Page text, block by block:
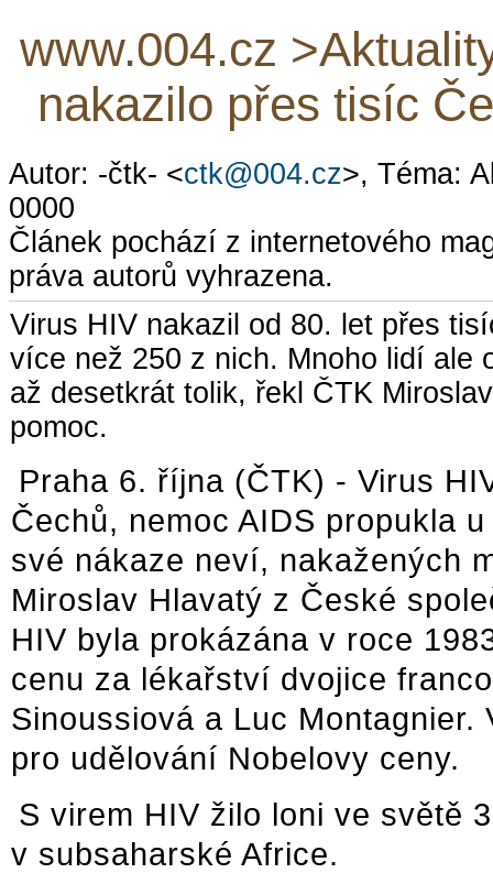
www.004.cz
nakazilo přes tisíc
Autor: -čtk- <ctk@004.cz>, Téma:
0000
Článek pochází z internetového
práva autorů vyhrazena.
Virus HIV nakazil od 80. let přes
více než 250 z nich. Mnoho lidí ale
až desetkrát tolik, řekl ČTK
pomoc.
Praha 6. října (ČTK) - Virus
Čechů, nemoc AIDS propukla
své nákaze neví, nakažených
Miroslav Hlavatý z České
HIV byla prokázána v roce
cenu za lékařství dvojice
Sinoussiová a Luc
pro udělování Nobelovy ceny.
S virem HIV žilo loni ve světě
v subsaharské Africe.